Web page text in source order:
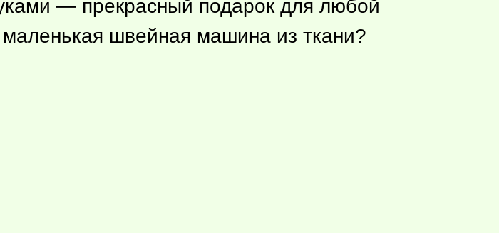
— прекрасный подарок для любой
швейная машина из ткани?